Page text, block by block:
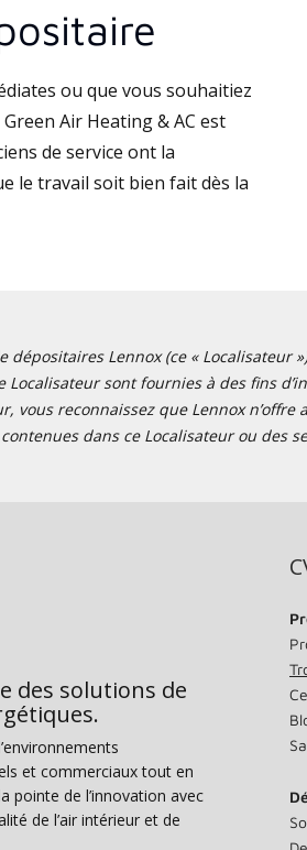
ou que vous souhaitiez
Air Heating & AC est
de service ont la
le travail soit bien fait dès la
dépositaires Lennox (ce «
Localisateur sont fournies à des fins
vous reconnaissez que Lennox
contenues dans ce Localisateur ou des
des solutions de
et commerciaux tout en
pointe de l’innovation avec
de l’air intérieur et de